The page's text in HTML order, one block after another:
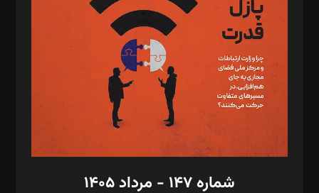
مصطفی مسجدی آرانی، ابوالفضل رجبی، زهرا فکرانه، فائزه فتحی
رستمی،مصطفی باستان
ویرایش: نگار استاد‌‌آقا
طراح یونیفرم: مجید توکلی
فیلمبرداری و عکاسی: امیر شفیعی، مانی لطفی زاده
گرافیک و صفحه‌آرایی: سید‌سبحان‌علی ثابت
مد‌یر توسعه تجاری: کامبیز برید‌
امور مالی: شاپور رهبری، محمد‌ کاظمی‌نیا
شماره ۱۴۷ - مرداد ۱۴۰۵